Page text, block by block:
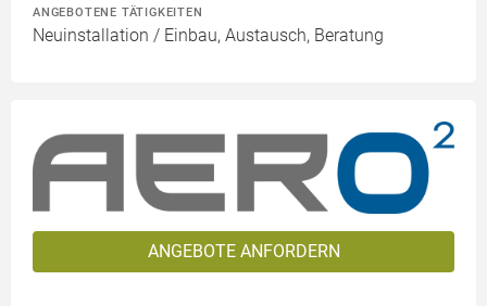
ANGEBOTENE TÄTIGKEITEN
Neuinstallation / Einbau, Austausch, Beratung
ANGEBOTE ANFORDERN